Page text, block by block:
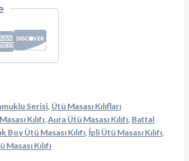
Serisi Ütü Masası Kılıfları
Kılıfı Aura Ütü Masası Kılıfı Battal
Boy Ütü Masası Kılıfı İpli Ütü Masası Kılıfı
Masası Kılıfı